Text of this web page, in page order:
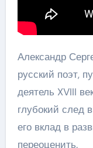
Александр
русский поэт,
деятель XVIII
глубокий след
его вклад в
переоценить.